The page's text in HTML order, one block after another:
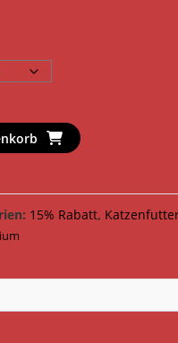
15% Rabatt,